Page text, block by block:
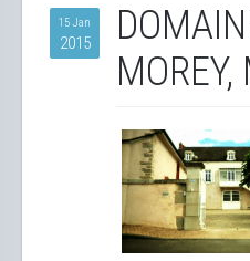
15 Jan
2015